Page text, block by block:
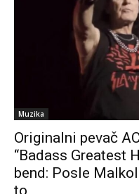
Muzika
Originalni pevač
“Badass Greatest
bend: Posle